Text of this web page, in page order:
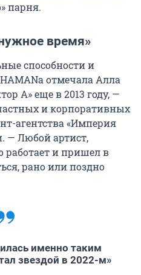
парня.
время»
способности и
отмечала Алла
А» еще в 2013 году, —
и корпоративных
агентства «Империя
— Любой артист,
работает и пришел в
рано или поздно
именно таким
звездой в 2022-м»